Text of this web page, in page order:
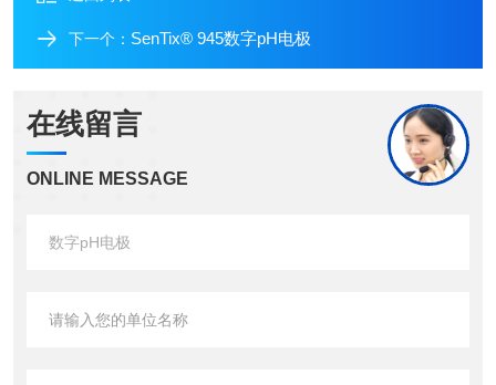
下一个： SenTix® 945数字pH电极
在线留言
ONLINE MESSAGE